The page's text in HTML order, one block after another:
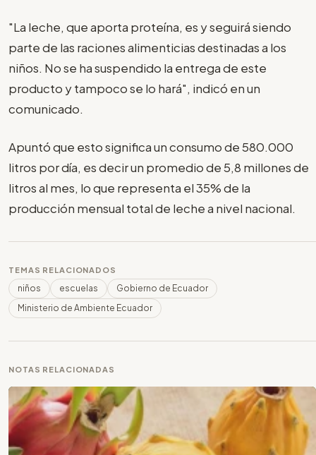
"La leche, que aporta proteína, es y seguirá siendo
parte de las raciones alimenticias destinadas a los
niños. No se ha suspendido la entrega de este
producto y tampoco se lo hará", indicó en un
comunicado.
Apuntó que esto significa un consumo de 580.000
litros por día, es decir un promedio de 5,8 millones de
litros al mes, lo que representa el 35% de la
producción mensual total de leche a nivel nacional.
TEMAS RELACIONADOS
niños escuelas
Gobierno de Ecuador
Ministerio de Ambiente Ecuador
NOTAS RELACIONADAS